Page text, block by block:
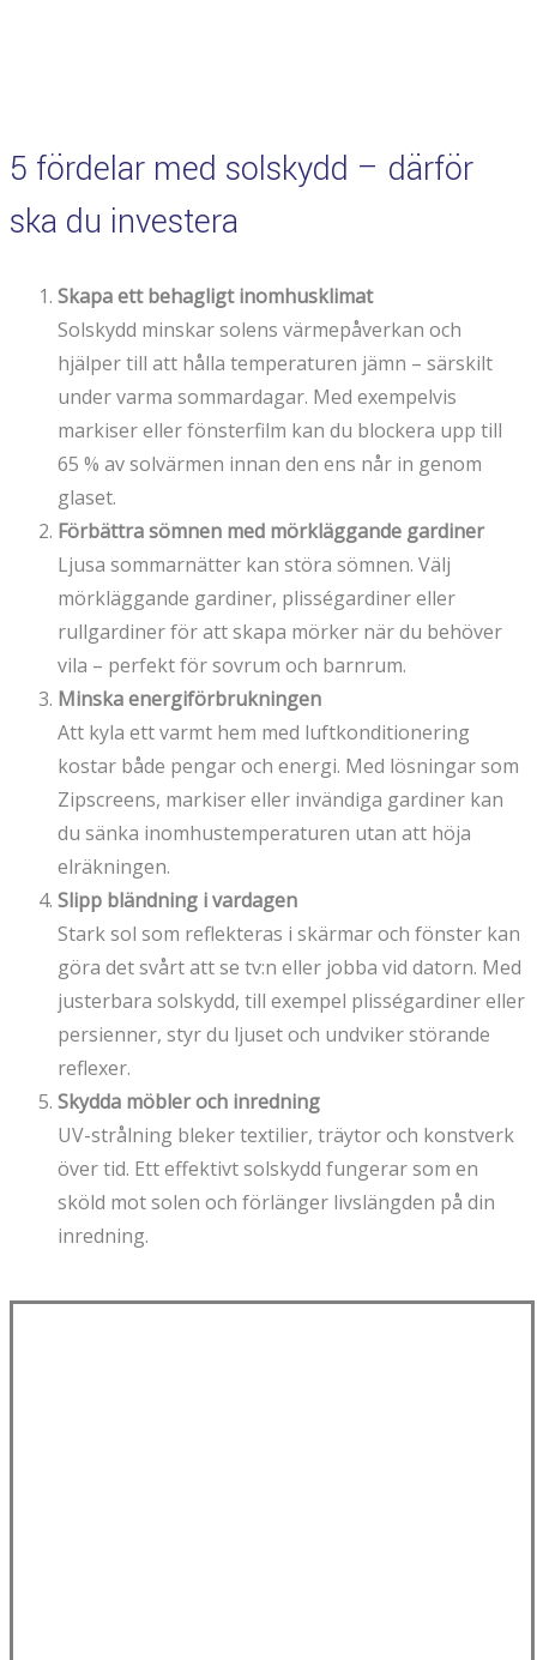
5 fördelar med solskydd – därför
ska du investera
Skapa ett behagligt inomhusklimat
Solskydd minskar solens värmepåverkan och
hjälper till att hålla temperaturen jämn – särskilt
under varma sommardagar. Med exempelvis
markiser eller fönsterfilm kan du blockera upp till
65 % av solvärmen innan den ens når in genom
glaset.
Förbättra sömnen med mörkläggande gardiner
Ljusa sommarnätter kan störa sömnen. Välj
mörkläggande gardiner, plisségardiner eller
rullgardiner för att skapa mörker när du behöver
vila – perfekt för sovrum och barnrum.
Minska energiförbrukningen
Att kyla ett varmt hem med luftkonditionering
kostar både pengar och energi. Med lösningar som
Zipscreens, markiser eller invändiga gardiner kan
du sänka inomhustemperaturen utan att höja
elräkningen.
Slipp bländning i vardagen
Stark sol som reflekteras i skärmar och fönster kan
göra det svårt att se tv:n eller jobba vid datorn. Med
justerbara solskydd, till exempel plisségardiner eller
persienner, styr du ljuset och undviker störande
reflexer.
Skydda möbler och inredning
UV-strålning bleker textilier, träytor och konstverk
över tid. Ett effektivt solskydd fungerar som en
sköld mot solen och förlänger livslängden på din
inredning.